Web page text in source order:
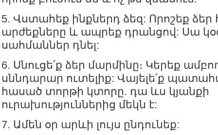
5. Վստահեք ինքներդ ձեզ: Որոշեք
արժեքները և ապրեք դրանցով: Սա
սահմաններ դնել:
6. Սնուցե՛ք ձեր մարմինը։ Կերեք
սննդարար ուտելիք: Վայելե՛ք
հասած տորթի կտորը. դա ևս կյանքի
ուրախություններից մեկն է:
7. Ամեն օր արևի լույս ընդունեք: